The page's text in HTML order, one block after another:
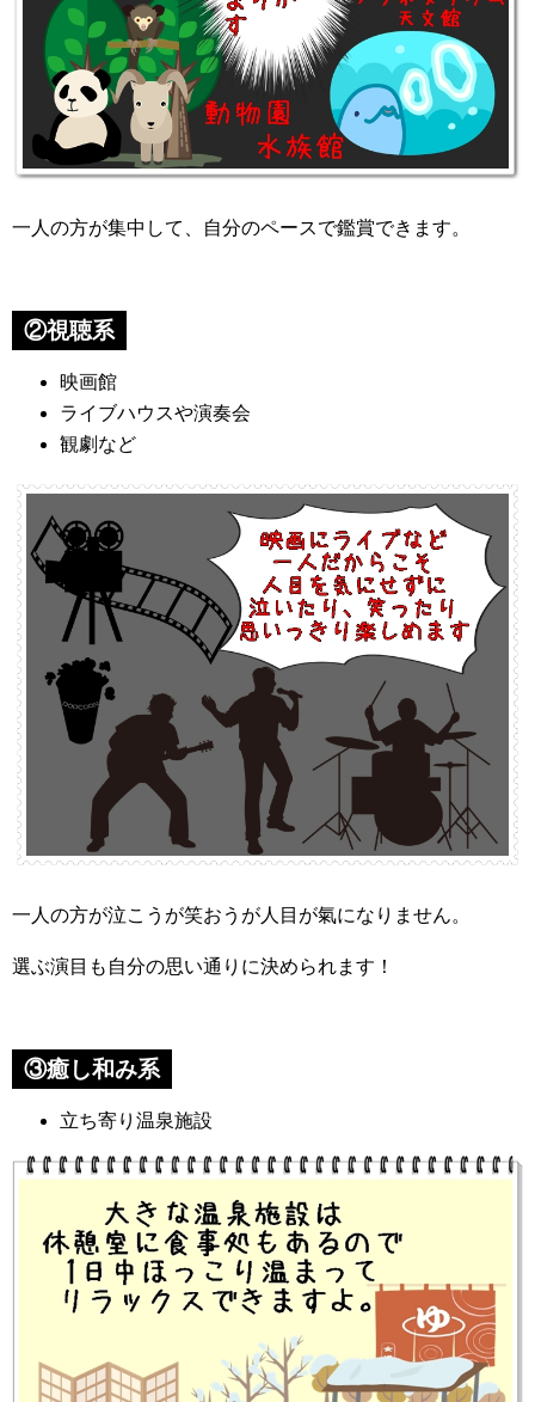
一人の方が集中して、自分のペースで鑑賞できます。
②視聴系
映画館
ライブハウスや演奏会
観劇など
一人の方が泣こうが笑おうが人目が氣になりません。
選ぶ演目も自分の思い通りに決められます！
③癒し和み系
立ち寄り温泉施設